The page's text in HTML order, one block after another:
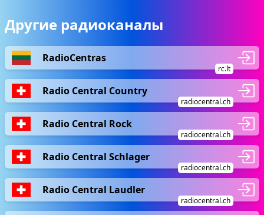
Другие радиоканалы
RadioCentras
rc.lt
Radio Central Country
radiocentral.ch
Radio Central Rock
radiocentral.ch
Radio Central Schlager
radiocentral.ch
Radio Central Laudler
radiocentral.ch